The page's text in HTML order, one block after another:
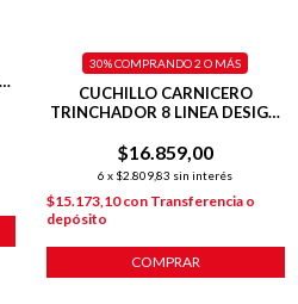
CUCHILLO CARNICERO
TRINCHADOR 8 LINEA DESIGN
$16.859,00
6 x $2.809,83 sin interés
30%COMPRANDO 2 O MÁS
$15.173,10con Transferencia o
depósito
COMPRAR